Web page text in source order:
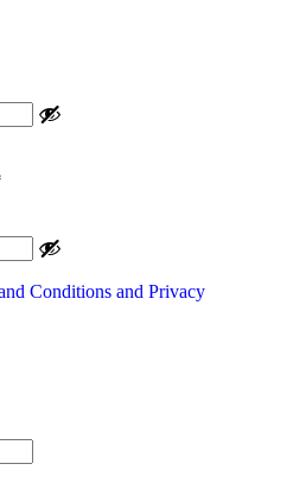
Conditions and Privacy